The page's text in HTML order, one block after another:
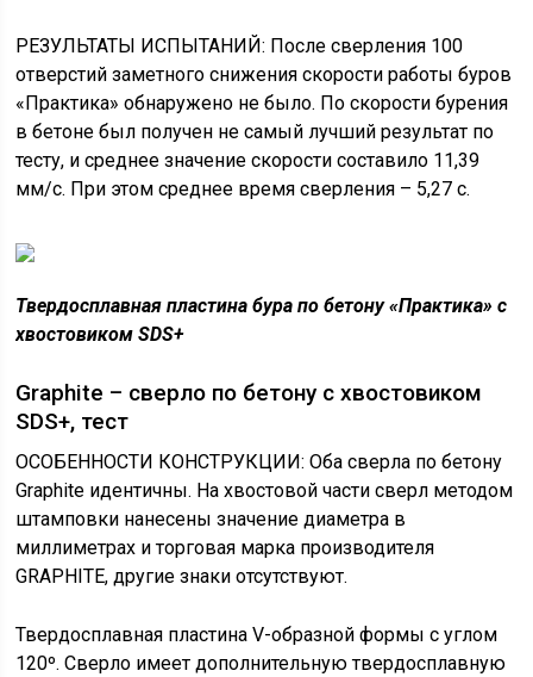
РЕЗУЛЬТАТЫ ИСПЫТАНИЙ: После сверления 100
отверстий заметного снижения скорости работы буров
«Практика» обнаружено не было. По скорости бурения
в бетоне был получен не самый лучший результат по
тесту, и среднее значение скорости составило 11,39
мм/с. При этом среднее время сверления – 5,27 с.
Твердосплавная пластина бура по бетону «Практика» с
хвостовиком SDS+
Graphite – сверло по бетону с хвостовиком
SDS+, тест
ОСОБЕННОСТИ КОНСТРУКЦИИ: Оба сверла по бетону
Graphite идентичны. На хвостовой части сверл методом
штамповки нанесены значение диаметра в
миллиметрах и торговая марка производителя
GRAPHITE, другие знаки отсутствуют.
Твердосплавная пластина V-образной формы с углом
120º. Сверло имеет дополнительную твердосплавную